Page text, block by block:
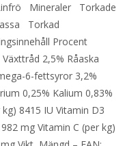
Mineraler Torkade
Torkad
Procent
2,5% Råaska
6-fettsyror 3,2%
0,25% Kalium 0,83%
8415 IU Vitamin D3
mg Vitamin C (per kg)